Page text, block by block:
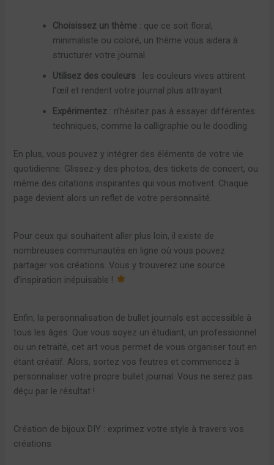
Choisissez un thème : que ce soit floral,
minimaliste ou coloré, un thème vous aidera à
structurer votre journal.
Utilisez des couleurs : les couleurs vives attirent
l’œil et rendent votre journal plus attrayant.
Expérimentez : n’hésitez pas à essayer différentes
techniques, comme la calligraphie ou le doodling.
En plus, vous pouvez y intégrer des éléments de votre vie
quotidienne. Glissez-y des photos, des tickets de concert, ou
même des citations inspirantes qui vous motivent. Chaque
page devient alors un reflet de votre personnalité.
Pour ceux qui souhaitent aller plus loin, il existe de
nombreuses communautés en ligne où vous pouvez
partager vos créations. Vous y trouverez une source
d’inspiration inépuisable !
Enfin, la personnalisation de bullet journals est accessible à
tous les âges. Que vous soyez un étudiant, un professionnel
ou un retraité, cet art vous permet de vous organiser tout en
étant créatif. Alors, sortez vos feutres et commencez à
personnaliser votre propre bullet journal. Vous ne serez pas
déçu par le résultat !
Création de bijoux DIY : exprimez votre style à travers vos
créations